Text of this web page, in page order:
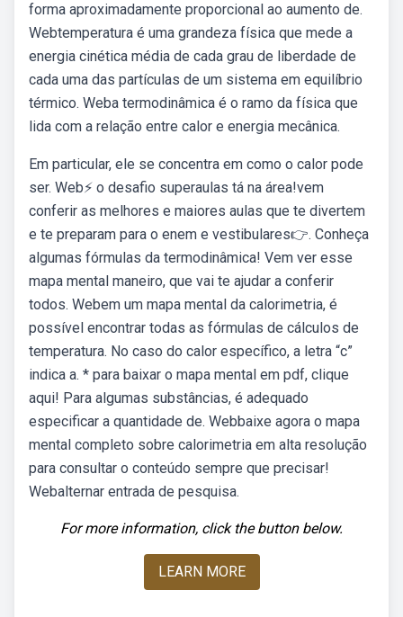
forma aproximadamente proporcional ao aumento de.
Webtemperatura é uma grandeza física que mede a
energia cinética média de cada grau de liberdade de
cada uma das partículas de um sistema em equilíbrio
térmico. Weba termodinâmica é o ramo da física que
lida com a relação entre calor e energia mecânica.
Em particular, ele se concentra em como o calor pode
ser. Web⚡ o desafio superaulas tá na área!vem
conferir as melhores e maiores aulas que te divertem
e te preparam para o enem e vestibulares👉. Conheça
algumas fórmulas da termodinâmica! Vem ver esse
mapa mental maneiro, que vai te ajudar a conferir
todos. Webem um mapa mental da calorimetria, é
possível encontrar todas as fórmulas de cálculos de
temperatura. No caso do calor específico, a letra “c”
indica a. * para baixar o mapa mental em pdf, clique
aqui! Para algumas substâncias, é adequado
especificar a quantidade de. Webbaixe agora o mapa
mental completo sobre calorimetria em alta resolução
para consultar o conteúdo sempre que precisar!
Webalternar entrada de pesquisa.
For more information, click the button below.
LEARN MORE